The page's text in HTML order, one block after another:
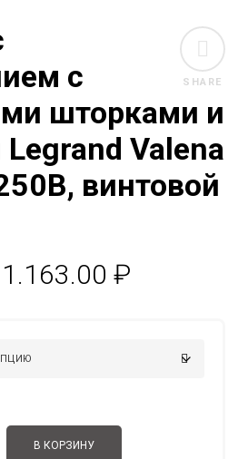
SHARE
с
шторками и
Valena
винтовой
1.163.00 ₽
В КОРЗИНУ